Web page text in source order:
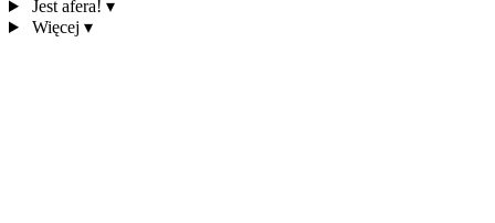
Jest afera! ▾
Więcej ▾